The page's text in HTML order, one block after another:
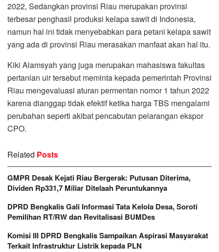
2022, Sedangkan provinsi Riau merupakan provinsi
terbesar penghasil produksi kelapa sawit di Indonesia,
namun hal ini tidak menyebabkan para petani kelapa sawit
yang ada di provinsi Riau merasakan manfaat akan hal itu.
Kiki Alamsyah yang juga merupakan mahasiswa fakultas
pertanian uir tersebut meminta kepada pemerintah Provinsi
Riau mengevaluasi aturan permentan nomor 1 tahun 2022
karena dianggap tidak efektif ketika harga TBS mengalami
perubahan seperti akibat pencabutan pelarangan ekspor
CPO.
Related Posts
GMPR Desak Kejati Riau Bergerak: Putusan Diterima,
Dividen Rp331,7 Miliar Ditelaah Peruntukannya
DPRD Bengkalis Gali Informasi Tata Kelola Desa, Soroti
Pemilihan RT/RW dan Revitalisasi BUMDes
Komisi III DPRD Bengkalis Sampaikan Aspirasi Masyarakat
Terkait Infrastruktur Listrik kepada PLN